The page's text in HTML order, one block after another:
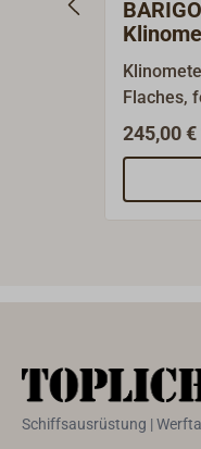
Flaches,
aus
ölgedämpft. BARIGO
heute
245,00 €
Schiffsausrüstung |